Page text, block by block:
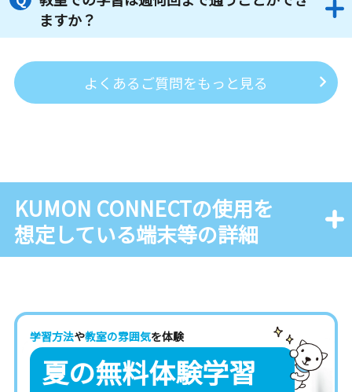
ますか？
よくあるご質問をもっと見る
KUMON CONNECTの使用を
想定している端末等の詳細
学習方法や教室の雰囲気を体験
夏の無料体験学習